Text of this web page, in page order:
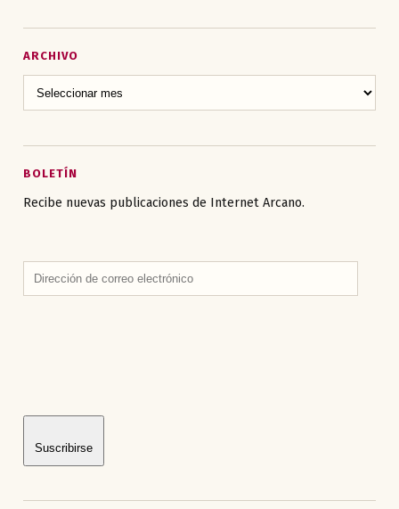
ARCHIVO
BOLETÍN
Recibe nuevas publicaciones de Internet Arcano.
Dirección
de
Suscribirse